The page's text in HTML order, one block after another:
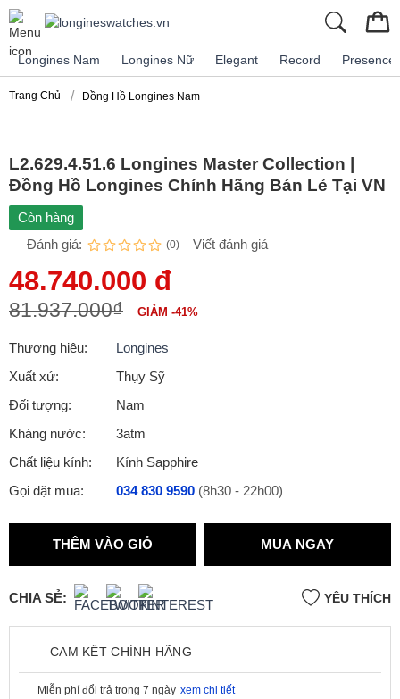
Longines Nam Longines Nữ Elegant Record Presence
Trang Chủ Đồng Hồ Longines Nam
L2.629.4.51.6 Longines Master Collection |
Đồng Hồ Longines Chính Hãng Bán Lẻ Tại VN
Còn hàng
Đánh giá:
(0) Viết đánh giá
48.740.000 đ
81.937.000₫ GIẢM -41%
Thương hiệu:
Longines
Xuất xứ:
Thụy Sỹ
Đối tượng:
Nam
Kháng nước:
3atm
Chất liệu kính:
Kính Sapphire
Gọi đặt mua:
034 830 9590 (8h30 - 22h00)
THÊM VÀO GIỎ MUA NGAY
CHIA SẺ: YÊU THÍCH
CAM KẾT CHÍNH HÃNG
Miễn phí đổi trả trong 7 ngày xem chi tiết